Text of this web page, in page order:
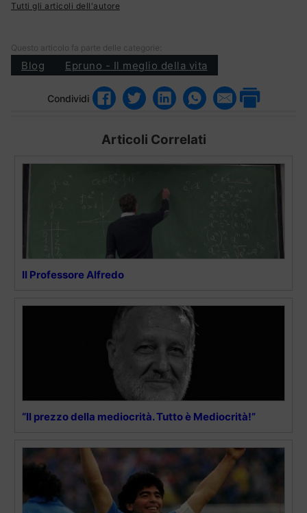
Tutti gli articoli dell'autore
Questo articolo fa parte delle categorie:
Blog Epruno - Il meglio della vita
Condividi
Articoli Correlati
Il Professore Alfredo
“Il prezzo della mediocrità. Tutto è Mediocrità!”